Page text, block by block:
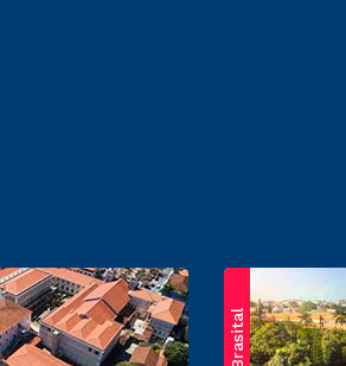
Brasital